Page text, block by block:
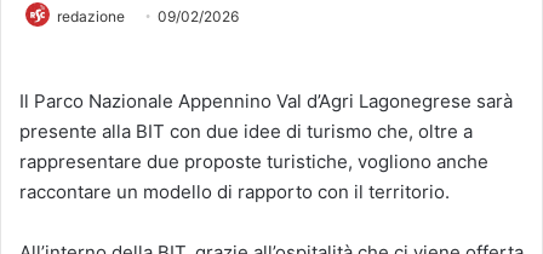
redazione 09/02/2026
Il Parco Nazionale Appennino Val d’Agri Lagonegrese sarà
presente alla BIT con due idee di turismo che, oltre a
rappresentare due proposte turistiche, vogliono anche
raccontare un modello di rapporto con il territorio.